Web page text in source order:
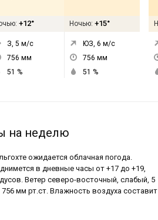
+12°
З, 5 м/с
756 мм
51 %
Ночью: +15°
ЮЗ, 6 м/с
756 мм
51 %
на неделю
ожидается облачная погода.
в дневные часы от +17 до +19,
Ветер северо-восточный, слабый, 5
мм рт.ст. Влажность воздуха составит